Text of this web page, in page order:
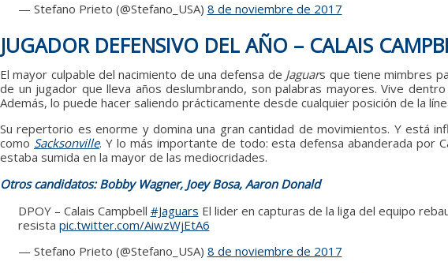
— Stefano Prieto (@Stefano_USA) 8 de noviembre de 2017
JUGADOR DEFENSIVO DEL AÑO – CALAIS
El mayor culpable del nacimiento de una defensa de Jaguars que tiene mimbres
de un jugador que lleva años deslumbrando, son palabras mayores. Vive dentro
Además, lo puede hacer saliendo prácticamente desde cualquier posición de la
Su repertorio es enorme y domina una gran cantidad de movimientos. Y está
como Sacksonville. Y lo más importante de todo: esta defensa abanderada por
estaba sumida en la mayor de las mediocridades.
Otros candidatos: Bobby Wagner, Joey Bosa, Aaron Donald
DPOY – Calais Campbell #Jaguars El lider en capturas de la liga del equipo
resista pic.twitter.com/AiwzWjEtA6
— Stefano Prieto (@Stefano_USA) 8 de noviembre de 2017